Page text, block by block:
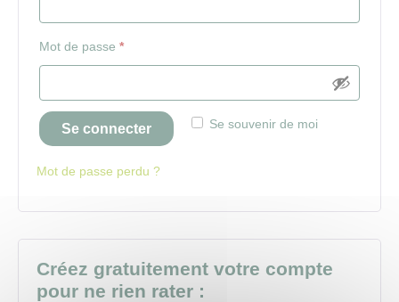
Mot de passe *Obligatoire
Se souvenir de moi
Se connecter
Mot de passe perdu ?
Créez gratuitement votre compte
pour ne rien rater :